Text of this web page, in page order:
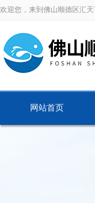
欢迎您，来到佛山顺德区汇
网站首页